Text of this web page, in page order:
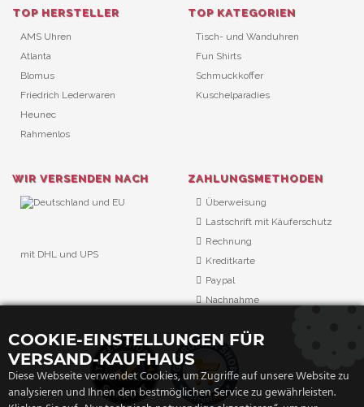
TOP HERSTELLER
AMS Uhren
Atlanta
Blomus
Friedrich Lederwaren
Heunec
Rahmenlos
TOP KATEGORIEN
Tisch- und Wanduhren
Fun Shirts
Schmuckkoffer
Kuschelparadies
WIR VERSENDEN NACH
mit DHL und UPS
ZAHLUNGSMETHODEN
Überweisung
Lastschrift mit Käuferschutz
Rechnung
Kreditkarte
Paypal
Nachnahme
COOKIE-EINSTELLUNGEN FÜR
VERSAND-KAUFHAUS
Diese Webseite verwendet Cookies, um Zugriffe auf unsere Website zu
analysieren und Ihnen den bestmöglichen Service zu gewährleisten.